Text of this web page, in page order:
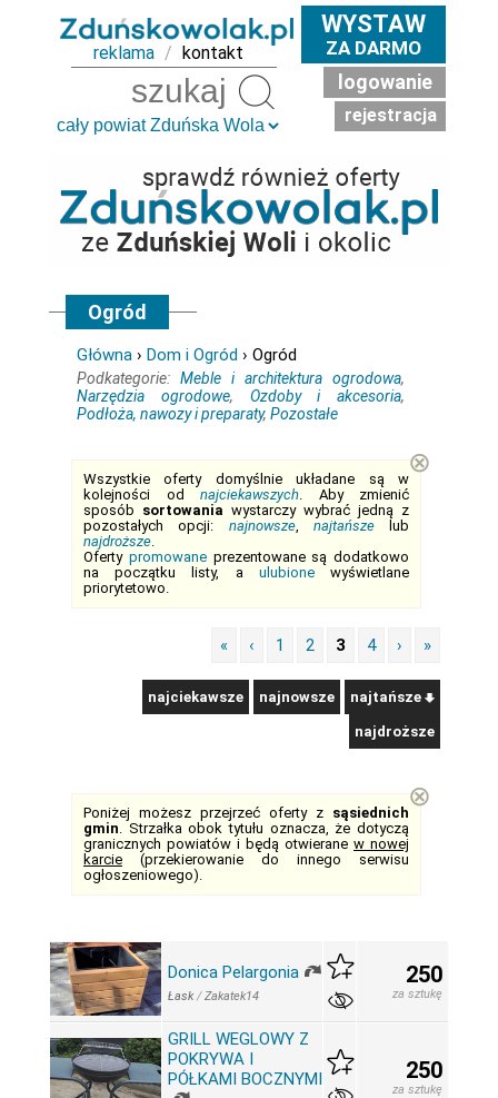
reklama / kontakt
WYSTAW
ZA DARMO
logowanie
rejestracja
Ogród
Główna › Dom i Ogród › Ogród
Podkategorie: Meble i architektura ogrodowa,
Narzędzia ogrodowe, Ozdoby i akcesoria,
Podłoża, nawozy i preparaty, Pozostałe
Wszystkie oferty domyślnie układane są w
kolejności od najciekawszych. Aby zmienić
sposób sortowania wystarczy wybrać jedną z
pozostałych opcji: najnowsze, najtańszelub
najdroższe.
Oferty promowaneprezentowane są dodatkowo
na początku listy, a ulubionewyświetlane
priorytetowo.
⊗
« ‹ 1 2 3 4 › »
najciekawsze najnowsze najtańsze
najdroższe
Poniżej możesz przejrzeć oferty z sąsiednich
gmin. Strzałka obok tytułu oznacza, że dotyczą
granicznych powiatów i będą otwierane w nowej
karcie (przekierowanie do innego serwisu
ogłoszeniowego).
⊗
Donica Pelargonia
Łask/Zakatek14
250
za sztukę
GRILL WEGLOWY Z
POKRYWA I
PÓŁKAMI BOCZNYMI
250
za sztukę